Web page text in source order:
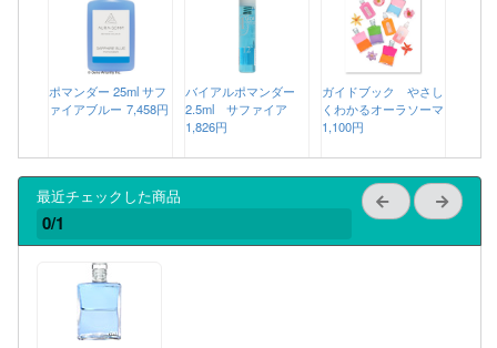
ポマンダー 25ml サフ
ァイアブルー 7,458円
バイアルポマンダー
2.5ml サファイア
1,826円
ガイドブック やさし
くわかるオーラソーマ
1,100円
最近チェックした商品
0/1